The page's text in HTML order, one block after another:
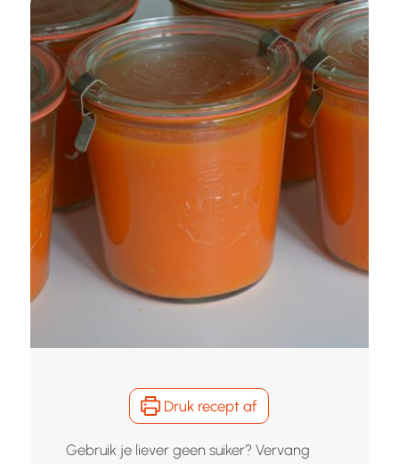
Druk recept af
Gebruik je liever geen suiker? Vervang